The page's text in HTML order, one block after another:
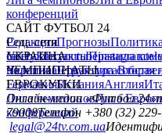
конференций
САЙТ ФУТБОЛ 24
РедакцияПрогнозы
сайтуКонтактыПравила
политикаСтруктура
Соц. сети
facebookxyoutubeinstagram
УКРАИНА
УкраинаПервая лигаВторая
ЧЕМПИОНАТЫ
ГерманияИспанияАнглия
ЕВРОКУБКИ
Лига чемпионовЛига
конференций
Онлайн-медиа «Футбол 24»
79008Телефон +380 (32)
legal@24tv.com.ua